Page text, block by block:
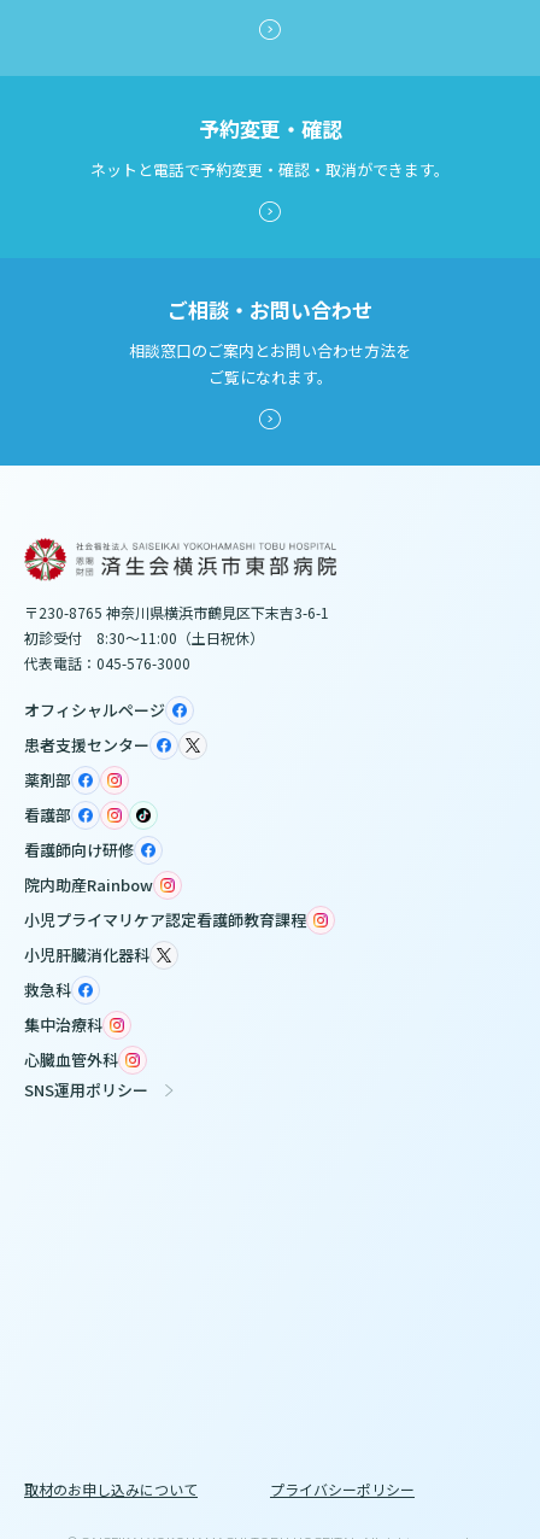
予約変更・確認
ネットと電話で予約変更・確認・取消ができます。
ご相談・お問い合わせ
相談窓口のご案内とお問い合わせ方法を
ご覧になれます。
〒230-8765 神奈川県横浜市鶴見区下末吉3-6-1
初診受付 8:30～11:00（土日祝休）
代表電話：045-576-3000
オフィシャルページ
患者支援センター
薬剤部
看護部
看護師向け研修
院内助産Rainbow
小児プライマリケア認定看護師教育課程
小児肝臓消化器科
救急科
集中治療科
心臓血管外科
SNS運用ポリシー
取材のお申し込みについて プライバシーポリシー